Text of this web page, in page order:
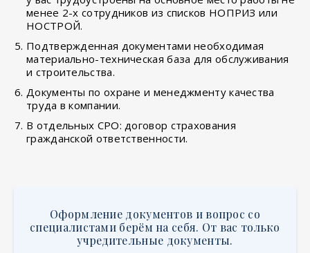
менее 2-х сотрудников из списков НОПРИЗ или
НОСТРОЙ.
Подтвержденная документами необходимая
материально-техническая база для обслуживания
и строительства.
Документы по охране и менеджменту качества
труда в компании.
В отдельных СРО: договор страхования
гражданской ответственности.
Оформление документов и вопрос со
специалистами берём на себя. От вас только
учредительные документы.